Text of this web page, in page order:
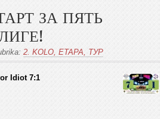
ЗА ПЯТЬ
2. KOLO, ETAPA, ТУР
Idiot 7:1